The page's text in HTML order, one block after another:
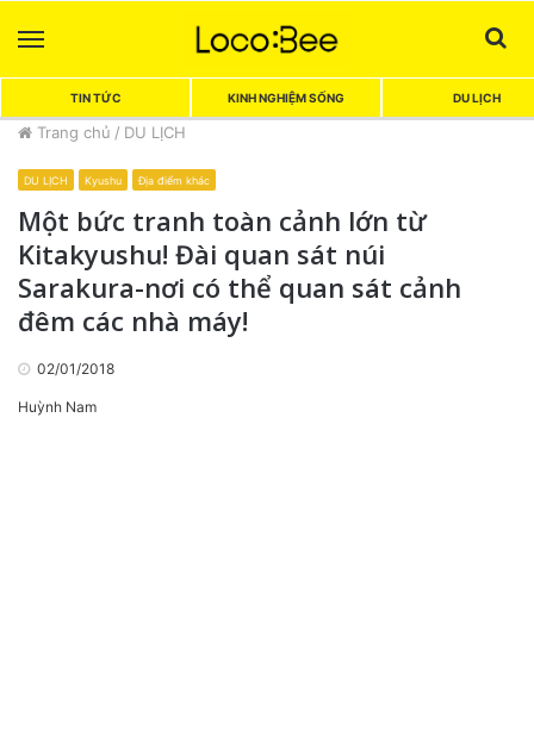
TIN TỨC KINH NGHIỆM SỐNG DU LỊCH
Trang chủ / DU LỊCH
DU LỊCH Kyushu Địa điểm khác
Một bức tranh toàn cảnh lớn từ
Kitakyushu! Đài quan sát núi
Sarakura-nơi có thể quan sát cảnh
đêm các nhà máy!
02/01/2018
Huỳnh Nam